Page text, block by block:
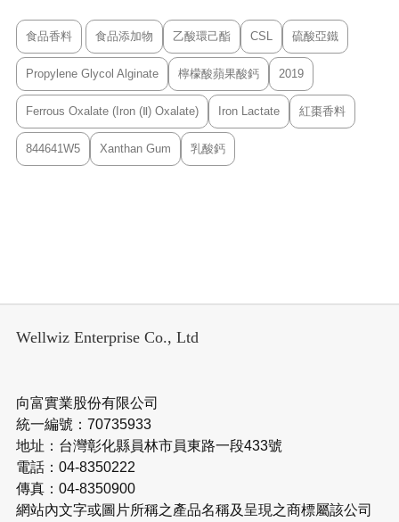
食品香料 食品添加物 乙酸環己酯 CSL 硫酸亞鐵
Propylene Glycol Alginate 檸檬酸蘋果酸鈣 2019
Ferrous Oxalate (Iron (Ⅱ) Oxalate) Iron Lactate 紅棗香料
844641W5 Xanthan Gum 乳酸鈣
Wellwiz Enterprise Co., Ltd
向富實業股份有限公司
統一編號：70735933
地址：台灣彰化縣員林市員東路一段433號
電話：04-8350222
傳真：04-8350900
網站內文字或圖片所稱之產品名稱及呈現之商標屬該公司